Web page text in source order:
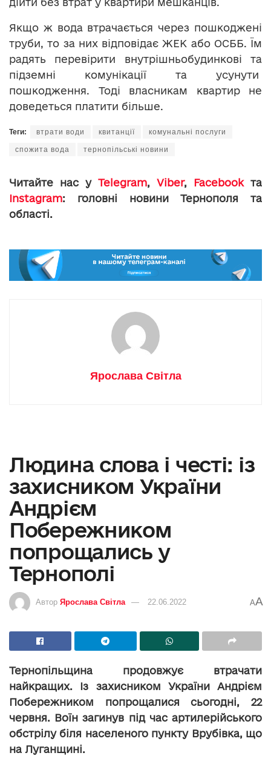
Якщо ж вода втрачається через пошкоджені
труби, то за них відповідає ЖЕК або ОСББ. Їм
радять перевірити внутрішньобудинкові та
підземні комунікації та усунути
пошкодження. Тоді власникам квартир не
доведеться платити більше.
Теги: втрати води квитанції комунальні послуги
спожита вода тернопільські новини
Читайте нас у Telegram, Viber, Facebookта
Instagram: головні новини Тернополя та
області.
Ярослава Світла
Людина слова і честі: із
захисником України
Андрієм
Побережником
попрощались у
Тернополі
Автор Ярослава Світла 22.06.2022 AA
Тернопільщина продовжує втрачати
найкращих. Із захисником України Андрієм
Побережником попрощалися сьогодні, 22
червня. Воїн загинув під час артилерійського
обстрілу біля населеного пункту Врубівка, що
на Луганщині.